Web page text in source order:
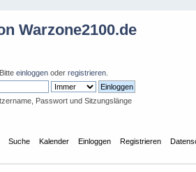
Warzone2100.de
. Bitte einloggen oder registrieren
Passwort und Sitzungslänge
Suche Kalender Einloggen Registrieren